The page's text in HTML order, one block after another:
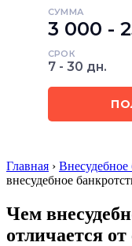
СУММА
3 000 -
СРОК
7 - 30 дн.
Главная ›
внесудебное
Чем
отличается от